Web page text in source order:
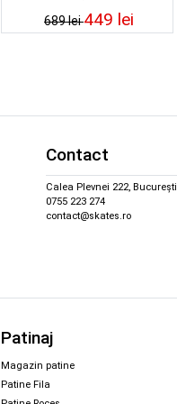
689 lei449 lei
Contact
Calea Plevnei 222, București
0755 223 274
contact@skates.ro
Patinaj
Magazin patine
Patine Fila